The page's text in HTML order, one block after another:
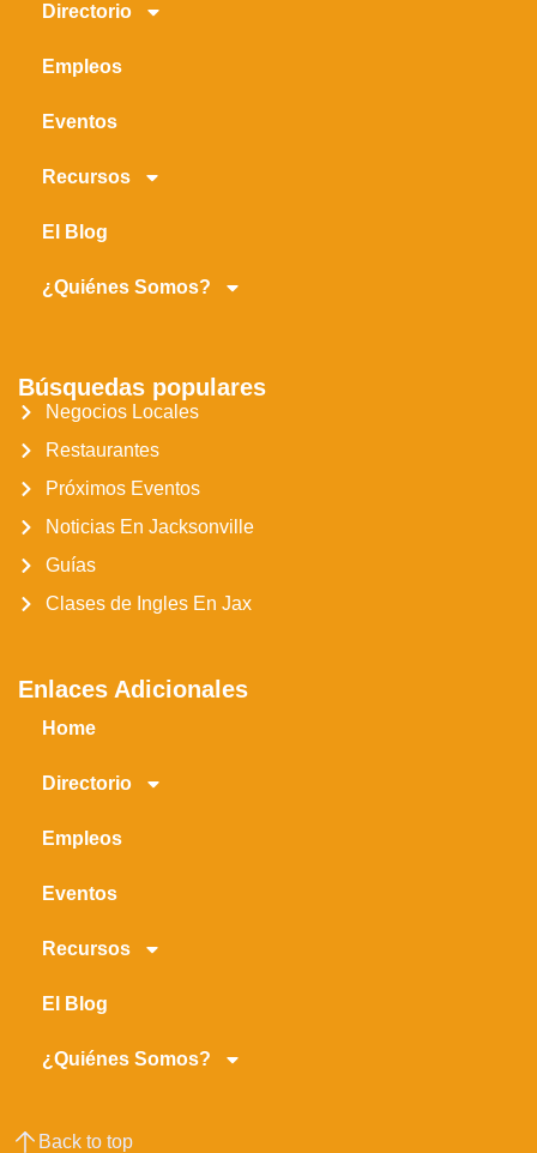
Directorio
Empleos
Eventos
Recursos
El Blog
¿Quiénes Somos?
Búsquedas populares
Negocios Locales
Restaurantes
Próximos Eventos
Noticias En Jacksonville
Guías
Clases de Ingles En Jax
Enlaces Adicionales
Home
Directorio
Empleos
Eventos
Recursos
El Blog
¿Quiénes Somos?
Back to top